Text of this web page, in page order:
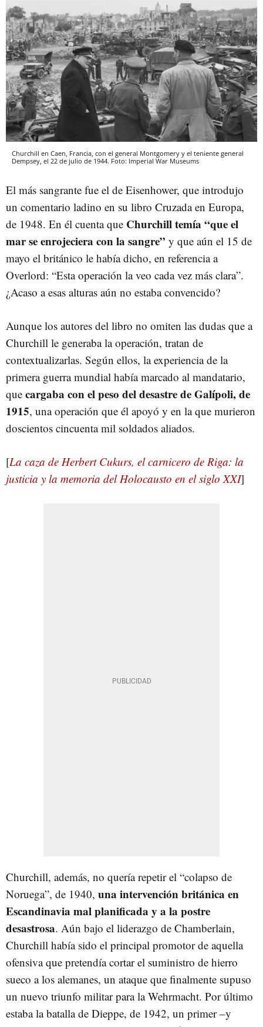
Churchill en Caen, Francia, con el general Montgomery y el teniente general
Dempsey, el 22 de julio de 1944. Foto: Imperial War Museums
El más sangrante fue el de Eisenhower, que introdujo
un comentario ladino en su libro Cruzada en Europa,
de 1948. En él cuenta que Churchill temía “que el
mar se enrojeciera con la sangre” y que aún el 15 de
mayo el británico le había dicho, en referencia a
Overlord: “Esta operación la veo cada vez más clara”.
¿Acaso a esas alturas aún no estaba convencido?
Aunque los autores del libro no omiten las dudas que a
Churchill le generaba la operación, tratan de
contextualizarlas. Según ellos, la experiencia de la
primera guerra mundial había marcado al mandatario,
que cargaba con el peso del desastre de Galípoli, de
1915, una operación que él apoyó y en la que murieron
doscientos cincuenta mil soldados aliados.
[La caza de Herbert Cukurs, el carnicero de Riga: la
justicia y la memoria del Holocausto en el siglo XXI]
Churchill, además, no quería repetir el “colapso de
Noruega”, de 1940, una intervención británica en
Escandinavia mal planificada y a la postre
desastrosa. Aún bajo el liderazgo de Chamberlain,
Churchill había sido el principal promotor de aquella
ofensiva que pretendía cortar el suministro de hierro
sueco a los alemanes, un ataque que finalmente supuso
un nuevo triunfo militar para la Wehrmacht. Por último
estaba la batalla de Dieppe, de 1942, un primer –y